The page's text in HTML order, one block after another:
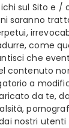
sul Sito e
saranno
come
che
contenuto
a
da te,
nostri